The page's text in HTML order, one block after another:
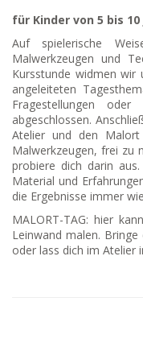
für Kinder von 5 bis 10
Auf spielerische
Malwerkzeugen und
Kursstunde widmen wir
angeleiteten
Fragestellungen
abgeschlossen.
Atelier und den
Malwerkzeugen, frei zu
probiere dich darin
Material und
die Ergebnisse immer
MALORT-TAG: hier
Leinwand malen.
oder lass dich im Atelier